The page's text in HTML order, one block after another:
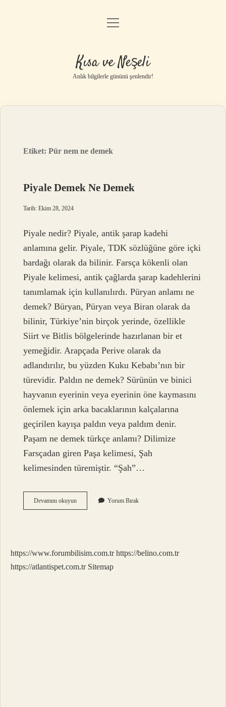
Anasayfa
Yasal Uyarı
menüyü
Kısa ve Neşeli
Anlık bilgilerle gününü şenlendir!
Etiket:Pür nem ne demek
Piyale Demek Ne Demek
Tarih: Ekim 28, 2024
Piyale nedir? Piyale, antik şarap kadehi
anlamına gelir. Piyale, TDK sözlüğüne göre içki
bardağı olarak da bilinir. Farsça kökenli olan
Piyale kelimesi, antik çağlarda şarap kadehlerini
tanımlamak için kullanılırdı. Püryan anlamı ne
demek? Büryan, Püryan veya Biran olarak da
bilinir, Türkiye’nin birçok yerinde, özellikle
Siirt ve Bitlis bölgelerinde hazırlanan bir et
yemeğidir. Arapçada Perive olarak da
adlandırılır, bu yüzden Kuku Kebabı’nın bir
türevidir. Paldın ne demek? Sürünün ve binici
hayvanın eyerinin veya eyerinin öne kaymasını
önlemek için arka bacaklarının kalçalarına
geçirilen kayışa paldın veya paldım denir.
Paşam ne demek türkçe anlamı? Dilimize
Farsçadan giren Paşa kelimesi, Şah
kelimesinden türemiştir. “Şah”…
Devamını okuyunPiyale
Demek
Yorum Bırak
https://www.forumbilisim.com.tr https://belino.com.tr
https://atlantispet.com.tr Sitemap